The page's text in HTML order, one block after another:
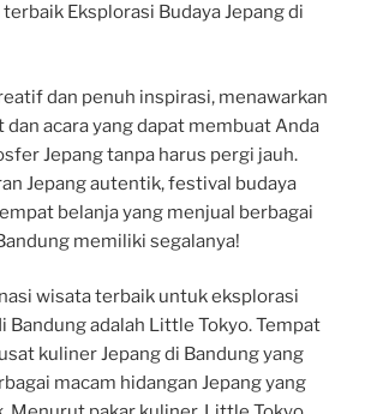
Eksplorasi Budaya Jepang di
dan penuh inspirasi, menawarkan
acara yang dapat membuat Anda
Jepang tanpa harus pergi jauh.
Jepang autentik, festival budaya
belanja yang menjual berbagai
memiliki segalanya!
wisata terbaik untuk eksplorasi
Bandung adalah Little Tokyo. Tempat
kuliner Jepang di Bandung yang
macam hidangan Jepang yang